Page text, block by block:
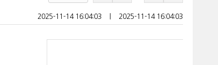
2025-11-14 16:04:03 2025-11-14 16:04:03